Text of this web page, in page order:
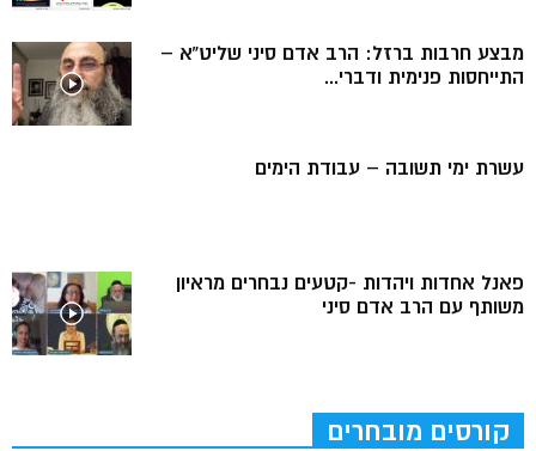
מבצע חרבות ברזל: הרב אדם סיני שליט”א –
התייחסות פנימית ודברי...
עשרת ימי תשובה – עבודת הימים
פאנל אחדות ויהדות -קטעים נבחרים מראיון
משותף עם הרב אדם סיני
קורסים מובחרים